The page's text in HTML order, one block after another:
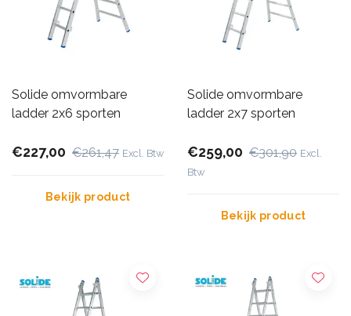
Solide omvormbare
ladder 2x6 sporten
€227,00 €261,47 Excl. Btw
Bekijk product
Solide omvormbare
ladder 2x7 sporten
€259,00 €301,90 Excl.
Btw
Bekijk product